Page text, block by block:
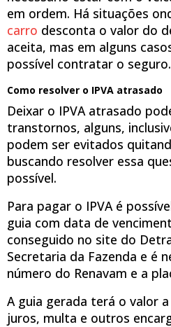
em ordem. Há situações
carro desconta o valor do
aceita, mas em alguns
possível contratar o seguro.
Como resolver o IPVA atrasado
Deixar o IPVA atrasado
transtornos, alguns,
podem ser evitados
buscando resolver essa
possível.
Para pagar o IPVA é
guia com data de
conseguido no site do
Secretaria da Fazenda e é
número do Renavam e a
A guia gerada terá o valor
juros, multa e outros